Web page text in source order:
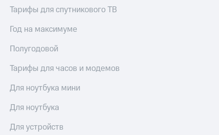
Тарифы для спутникового ТВ
Год на максимуме
Полугодовой
Тарифы для часов и модемов
Для ноутбука мини
Для ноутбука
Для устройств